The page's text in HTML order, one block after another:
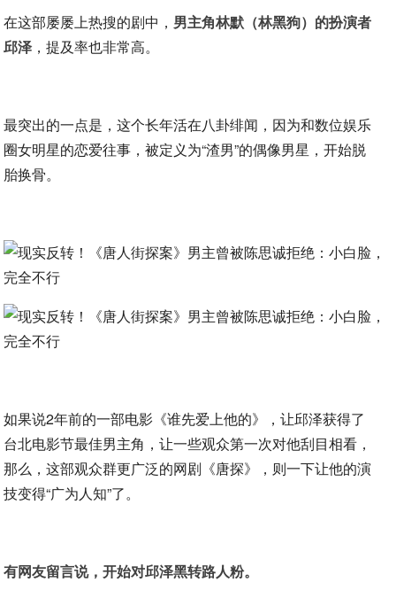
在这部屡屡上热搜的剧中， 男主角林默（林黑狗）的扮演者
邱泽 ，提及率也非常高。
最突出的一点是，这个长年活在八卦绯闻，因为和数位娱乐
圈女明星的恋爱往事，被定义为“渣男”的偶像男星，开始脱
胎换骨。
如果说2年前的一部电影《谁先爱上他的》，让邱泽获得了
台北电影节最佳男主角，让一些观众第一次对他刮目相看，
那么，这部观众群更广泛的网剧《唐探》，则一下让他的演
技变得“广为人知”了。
有网友留言说，开始对邱泽黑转路人粉。